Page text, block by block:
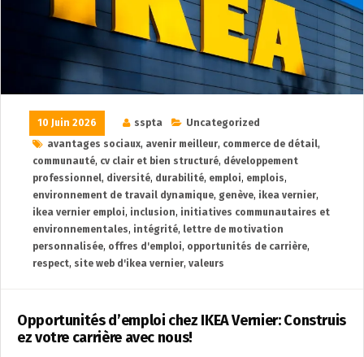
10 Juin 2026 sspta
Uncategorized
avantages sociaux, avenir meilleur, commerce de détail,
communauté, cv clair et bien structuré, développement
professionnel, diversité, durabilité, emploi, emplois,
environnement de travail dynamique, genève, ikea vernier,
ikea vernier emploi, inclusion, initiatives communautaires et
environnementales, intégrité, lettre de motivation
personnalisée, offres d'emploi, opportunités de carrière,
respect, site web d'ikea vernier, valeurs
Opportunités d’emploi chez IKEA Vernier: Construis
ez votre carrière avec nous!